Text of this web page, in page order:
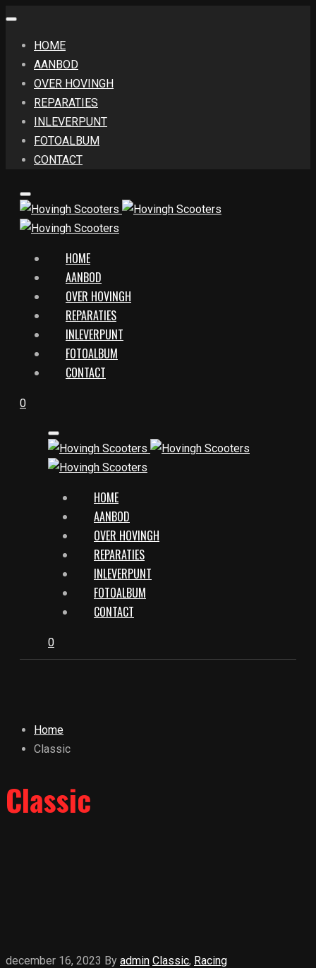
HOME
AANBOD
OVER HOVINGH
REPARATIES
INLEVERPUNT
FOTOALBUM
CONTACT
HOME
AANBOD
OVER HOVINGH
REPARATIES
INLEVERPUNT
FOTOALBUM
CONTACT
0
HOME
AANBOD
OVER HOVINGH
REPARATIES
INLEVERPUNT
FOTOALBUM
CONTACT
0
Home
Classic
Classic
december 16, 2023 By admin Classic, Racing